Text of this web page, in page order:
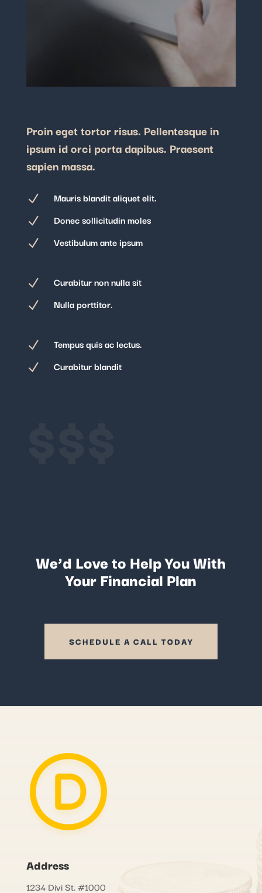
Proin eget tortor risus. Pellentesque in
ipsum id orci porta dapibus. Praesent
sapien massa.
N Mauris blandit aliquet elit.
N Donec sollicitudin moles
N Vestibulum ante ipsum
N Curabitur non nulla sit
N Nulla porttitor.
N Tempus quis ac lectus.
N Curabitur blandit
We’d Love to Help You With
Your Financial Plan
SCHEDULE A CALL TODAY
Address
1234 Divi St. #1000